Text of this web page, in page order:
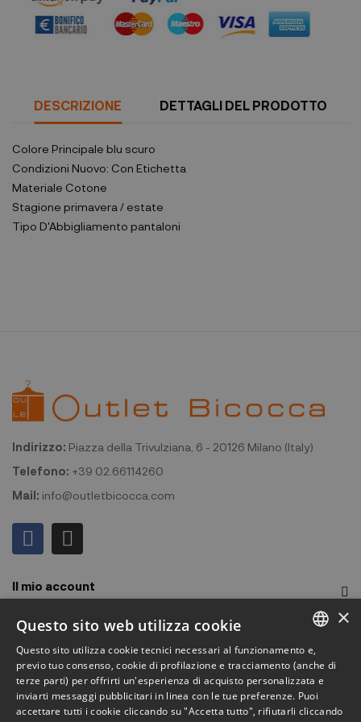
DESCRIZIONE DETTAGLI DEL PRODOTTO
Colore Principale blu scuro
Condizioni Nuovo: Con Etichetta
Materiale Cotone
Stagione primavera / estate
Tipo D'Abbigliamento pantaloni
Indirizzo: Piazza della Trivulziana, 6 - 20126 Milano (Italy)
Telefono: +39 02.66114260
Mail: info@outletbicocca.com
Il mio account
Outlet Bicocca
Iscriviti alla Newsletter
Iscriviti per ricevere accesso anticipato a saldi, ultimi arrivi,
promozioni e molto altro.
ITALIAN
ENGLISH
FRENCH
×
Questo sito web utilizza cookie
Questo sito utilizza cookie tecnici necessari al funzionamento e,
previo tuo consenso, cookie di profilazione e tracciamento (anche di
terze parti) per offrirti un'esperienza di acquisto personalizzata e
inviarti messaggi pubblicitari in linea con le tue preferenze. Puoi
accettare tutti i cookie cliccando su "Accetta tutto", rifiutarli cliccando